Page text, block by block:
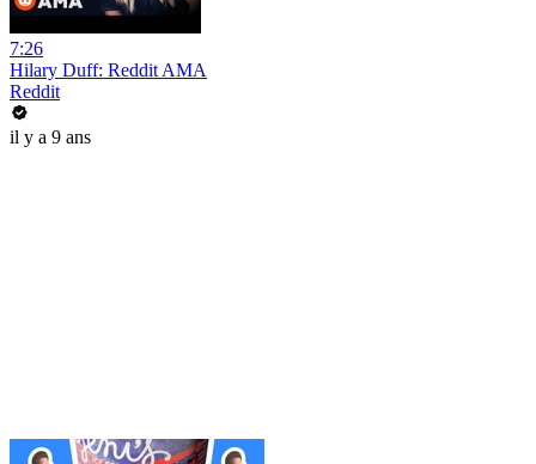
7:26
Hilary Duff: Reddit AMA
Reddit
il y a 9 ans